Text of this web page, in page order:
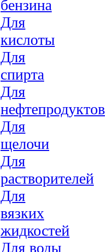
бензина
Для
кислоты
Для
спирта
Для
нефтепродуктов
Для
щелочи
Для
растворителей
Для
вязких
жидкостей
Для воды